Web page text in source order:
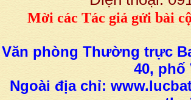
Mời các Tác giả gửi bài
Văn phòng Thường trực
40, phố
Ngoài địa chỉ: